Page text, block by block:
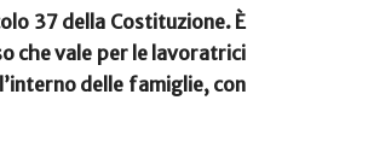
37 della Costituzione. È
che vale per le lavoratrici
delle famiglie, con